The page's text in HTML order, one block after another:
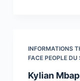
INFORMATIONS
FACE PEOPLE DU
Kylian